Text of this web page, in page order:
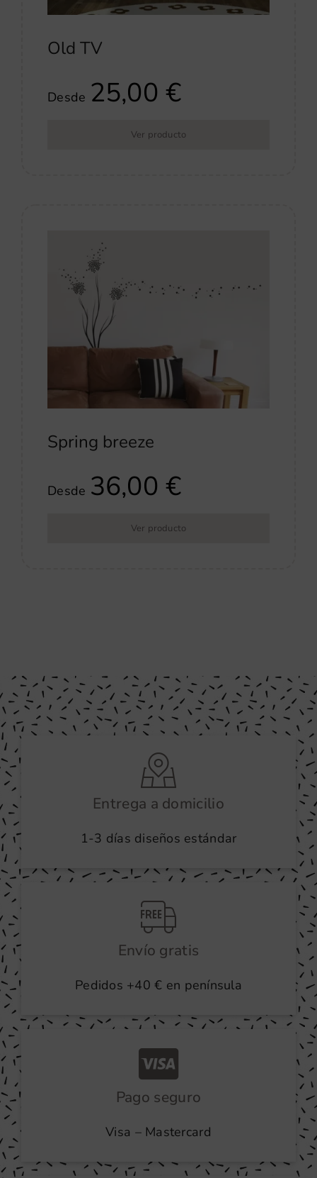
Old TV
Desde 25,00€
Ver producto
Spring breeze
Desde 36,00€
Ver producto
Entrega a domicilio
1-3 días diseños estándar
Envío gratis
Pedidos +40 € en península
Pago seguro
Visa – Mastercard